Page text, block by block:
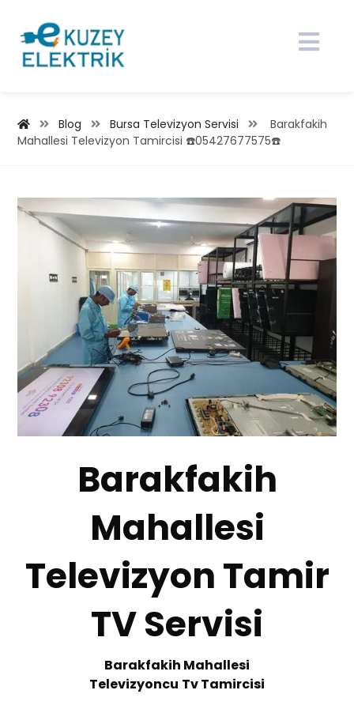
Blog Bursa Televizyon Servisi
Barakfakih
Mahallesi Televizyon Tamircisi ☎️05427677575☎️
Barakfakih
Mahallesi
Televizyon Tamir
TV Servisi
Barakfakih Mahallesi
Televizyoncu TvTamircisi